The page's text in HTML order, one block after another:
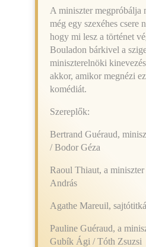
A miniszter megpróbálja
még egy szexéhes csere
hogy mi lesz a történet
Bouladon bárkivel a
miniszterelnöki
akkor, amikor megnézi
komédiát.
Szereplők:
Bertrand Guéraud,
/ Bodor Géza
Raoul Thiaut, a
András
Agathe Mareuil,
Pauline Guéraud, a
Gubík Ági / Tóth Zsuzsi